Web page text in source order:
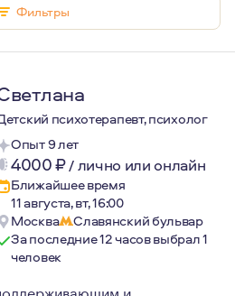
Фильтры
психотерапевт, психолог
Опыт 9 лет
4000₽/лично или онлайн
Ближайшее время
11 августа, вт, 16:00
Москва
Славянский бульвар
За последние 12 часов выбрал 1
человек
и